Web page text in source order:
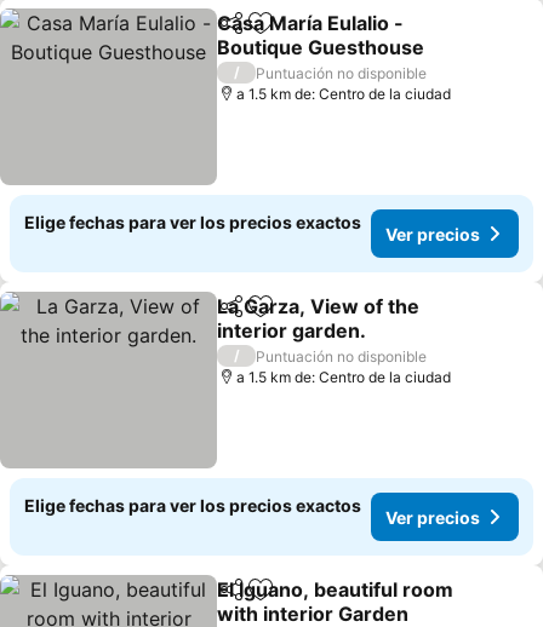
CompartirAgregar a favoritos
Casa María Eulalio -
Boutique Guesthouse
/
Puntuación no disponible
a 1.5 km de: Centro de la ciudad
Elige fechas para ver los precios exactos
Ver precios
CompartirAgregar a favoritos
La Garza, View of the
interior garden.
/
Puntuación no disponible
a 1.5 km de: Centro de la ciudad
Elige fechas para ver los precios exactos
Ver precios
CompartirAgregar a favoritos
El Iguano, beautiful room
with interior Garden